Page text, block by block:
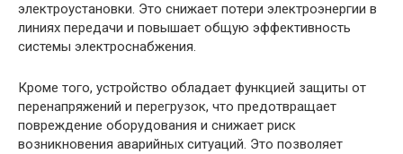
электроустановки. Это снижает потери электроэнергии в
линиях передачи и повышает общую эффективность
системы электроснабжения.
Кроме того, устройство обладает функцией защиты от
перенапряжений и перегрузок, что предотвращает
повреждение оборудования и снижает риск
возникновения аварийных ситуаций. Это позволяет